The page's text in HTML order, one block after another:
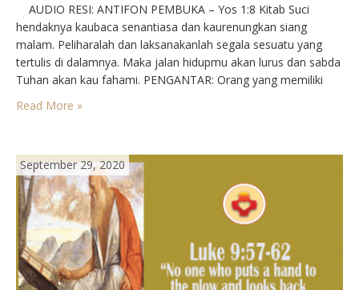
AUDIO RESI: ANTIFON PEMBUKA – Yos 1:8 Kitab Suci
hendaknya kaubaca senantiasa dan kaurenungkan siang
malam. Peliharalah dan laksanakanlah segala sesuatu yang
tertulis di dalamnya. Maka jalan hidupmu akan lurus dan sabda
Tuhan akan kau fahami. PENGANTAR: Orang yang memiliki
disebut kamus atau ensiklopedi hidup. Tetapi tentang
Read More »
September 29, 2020